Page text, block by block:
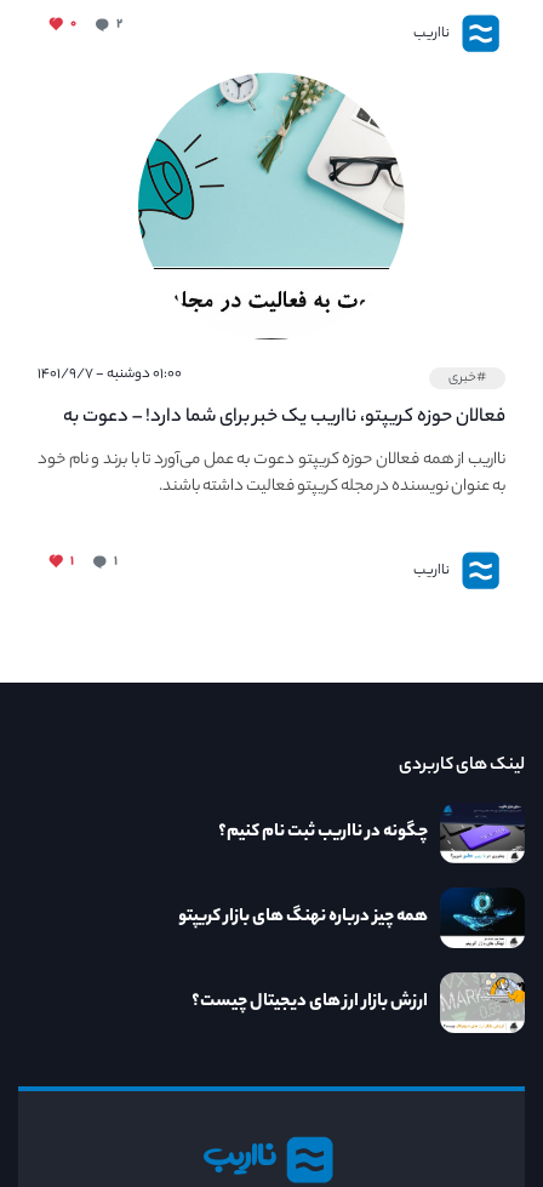
نااریب ۲ ۰
#خبری ۰۱:۰۰ دوشنبه - ۱۴۰۱/۹/۷
فعالان حوزه کریپتو، نااریب یک خبر برای شما دارد! – دعوت به
فعالیت در مجله کریپتو
نااریب از همه فعالان حوزه کریپتو دعوت به عمل می‌آورد تا با برند و نام خود
به عنوان نویسنده در مجله کریپتو فعالیت داشته باشند.
نااریب ۱ ۱
نااریب
لینک های کاربردی
چگونه در نااریب ثبت نام کنیم؟
همه چیز درباره نهنگ های بازار کریپتو
ارزش بازار ارز های دیجیتال چیست؟